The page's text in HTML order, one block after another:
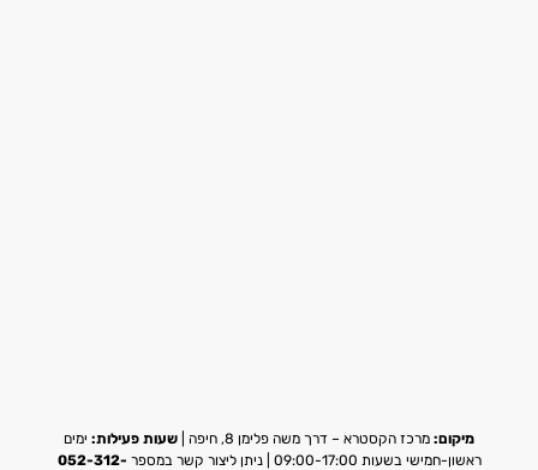
מיקום: מרכז הקסטרא – דרך משה פלימן 8, חיפה | שעות פעילות: ימים
ראשון-חמישי בשעות 09:00-17:00 | ניתן ליצור קשר במספר
052-312-